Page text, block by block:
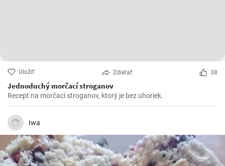
Uložiť Zdieľať 38
Jednoduchý morčací stroganov
Recept na morčací stroganov, ktorý je bez uhoriek.
Iwa